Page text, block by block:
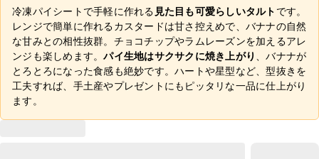
冷凍パイシートで手軽に作れる 見た目も可愛らしいタルト です。
レンジで簡単に作れるカスタードは甘さ控えめで、バナナの自然
な甘みとの相性抜群。チョコチップやラムレーズンを加えるアレ
ンジも楽しめます。パイ生地はサクサクに焼き上がり
、バナナが
とろとろになった食感も絶妙です。ハートや星型など、型抜きを
工夫すれば、手土産やプレゼントにもピッタリな一品に仕上がり
ます。